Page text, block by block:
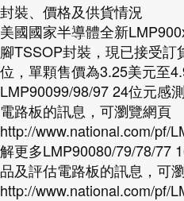
封裝、價格及供貨情況
美國國家半導體全新
腳TSSOP封裝，現已接受
位，單顆售價為3.25美元至
LMP90099/98/97 24位元感
電路板的訊息，可瀏覽網頁
http://www.national.com/pf/
解更多LMP90080/79/78/77
品及評估電路板的訊息，可
http://www.national.com/pf/